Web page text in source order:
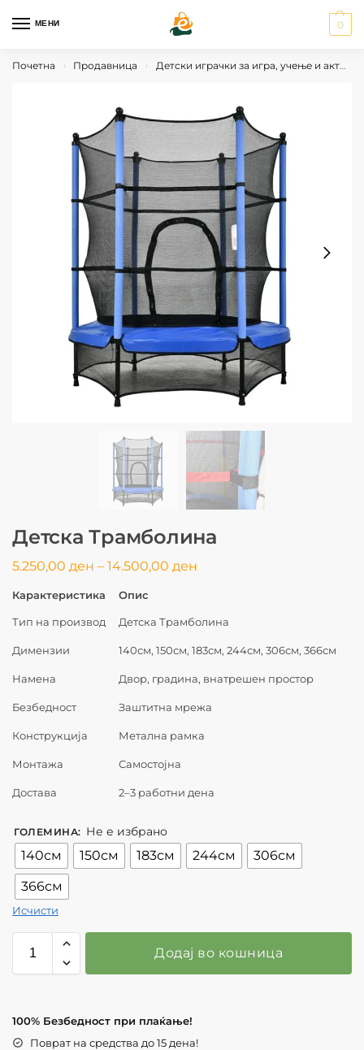
МЕНИ 0
Почетна › Продавница › Детски играчки за игра, учење и активности
Детска Трамболина
5.250,00 ден – 14.500,00 ден
Карактеристика Опис
Тип на производ Детска Трамболина
Димензии 140см, 150см, 183см, 244см, 306см, 366см
Намена Двор, градина, внатрешен простор
Безбедност Заштитна мрежа
Конструкција Метална рамка
Монтажа Самостојна
Достава 2–3 работни дена
ГОЛЕМИНА: Не е избрано
140см 150см 183см 244см
306см
366см
Исчисти
Додај во кошница
100% Безбедност при плаќање!
Поврат на средства до 15 дена!